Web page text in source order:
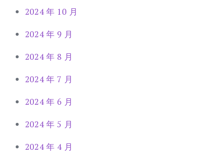
2024 年 10 月
2024 年 9 月
2024 年 8 月
2024 年 7 月
2024 年 6 月
2024 年 5 月
2024 年 4 月